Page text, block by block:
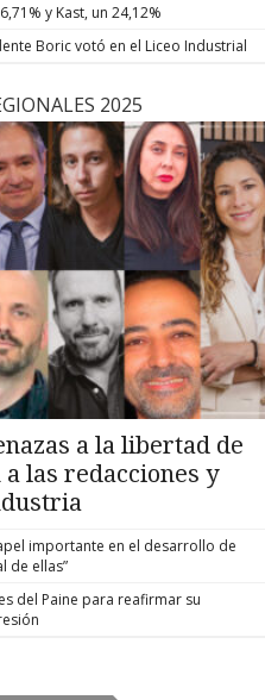
y Kast, un 24,12%
Boric votó en el Liceo Industrial
2025
a la libertad de
las redacciones y
importante en el desarrollo de
de ellas”
del Paine para reafirmar su